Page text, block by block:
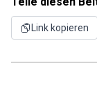
Link kopieren